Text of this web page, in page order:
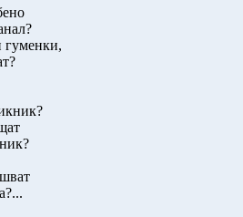
гуменки,